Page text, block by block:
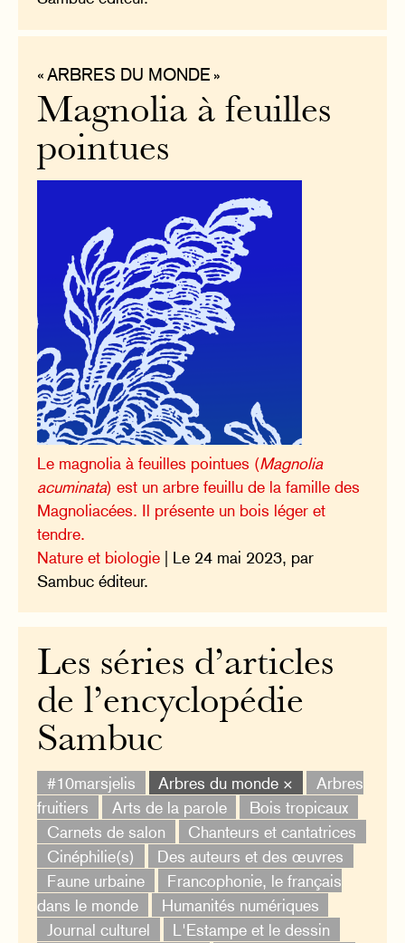
« ARBRES DU MONDE »
Magnolia à feuilles
pointues
Le magnolia à feuilles pointues (Magnolia
acuminata) est un arbre feuillu de la famille des
Magnoliacées. Il présente un bois léger et
tendre.
Nature et biologie | Le 24 mai 2023, par
Sambuc éditeur.
Les séries d’articles
de l’encyclopédie
Sambuc
#10marsjelis Arbres du monde ×
Arbres
fruitiers
Arts de la parole
Bois tropicaux
Carnets de salon
Chanteurs et cantatrices
Cinéphilie(s)
Des auteurs et des œuvres
Faune urbaine
Francophonie, le français
dans le monde
Humanités numériques
Journal culturel
L'Estampe et le dessin